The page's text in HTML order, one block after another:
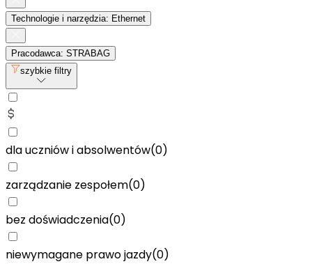
Technologie i narzędzia: Ethernet
Pracodawca: STRABAG
szybkie filtry
dla uczniów i absolwentów(0)
zarządzanie zespołem(0)
bez doświadczenia(0)
niewymagane prawo jazdy(0)